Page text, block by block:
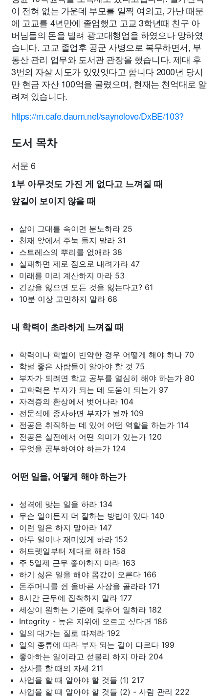
이 전혀 없는 가운데 부모를 일찍 여의고, 가난 때문
에 고교를 4년만에 졸업했고 고교 3학년때 친구 아
버님들의 돈을 빌려 광고대행업을 하였으나 망하였
습니다. 고교 졸업후 공군 사병으로 복무하면서, 부
동산 관리 업무와 도서관 관장을 했습니다. 제대 후
3번의 자살 시도가 있있엇다고 합니다 2000년 당시
만 현금 자산 100억을 굴렸으며, 현재는 천억대로 알
려져 있습니다.
https://m.cafe.daum.net/saynolove/DxBE/103?
도서 목차
서문 6
1부 아무것도 가진 게 없다고 느껴질 때
앞길이 보이지 않을 때
삶이 그대를 속이면 분노하라 25
천재 앞에서 주눅 들지 말라 31
스트레스의 뿌리를 없애라 38
실패하면 제로 점으로 내려가라 47
미래를 미리 계산하지 마라 53
건강을 잃으면 모든 것을 잃는다고? 61
10분 이상 고민하지 말라 68
내 학력이 초라하게 느껴질 때
학력이나 학벌이 빈약한 경우 어떻게 해야 하나 70
학벌 좋은 사람들이 알아야 할 것 75
부자가 되려면 학교 공부를 열심히 해야 하는가 80
고학력은 부자가 되는 데 도움이 되는가 97
자격증의 환상에서 벗어나라 104
전문직에 종사하면 부자가 될까 109
전공은 취직하는 데 있어 어떤 역할을 하는가 114
전공은 실전에서 어떤 의미가 있는가 120
무엇을 공부하여야 하는가 124
어떤 일을, 어떻게 해야 하는가
성격에 맞는 일을 하라 134
무슨 일이든지 더 잘하는 방법이 있다 140
이런 일은 하지 말아라 147
아무 일이나 재미있게 하라 152
허드렛일부터 제대로 해라 158
주 5일제 근무 좋아하지 마라 163
하기 싫은 일을 해야 몸값이 오른다 166
돈주머니를 쥔 올바른 사장을 골라라 171
8시간 근무에 집착하지 말라 177
세상이 원하는 기준에 맞추어 일하라 182
Integrity - 높은 지위에 오르고 싶다면 186
일의 대가는 질로 따져라 192
일의 종류에 따라 부자 되는 길이 다르다 199
좋아하는 일이라고 섣불리 하지 마라 204
장사를 할 때의 자세 211
사업을 할 때 알아야 할 것들 (1) 217
사업을 할 때 알아야 할 것들 (2) - 사람 관리 222